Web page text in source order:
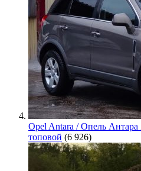
Opel Antara / Опель Антара
топовой (6 926)